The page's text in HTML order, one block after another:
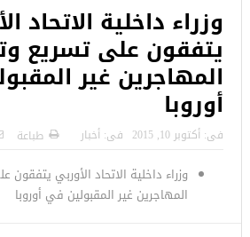
وزراء داخلية الاتحاد
يتفقون على تسريع
المهاجرين غير
أوروبا
فى: أكتوبر 10, 2015 فى: أخبار طباعة
وزراء داخلية الاتحاد الأوربي
المهاجرين غير المقبولين في أوروبا